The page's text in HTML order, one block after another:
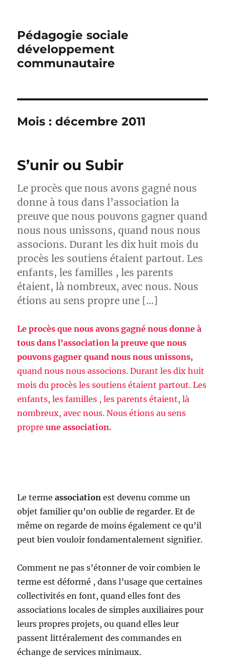
Pédagogie sociale
développement
communautaire
Mois :décembre 2011
S’unir ou Subir
Le procès que nous avons gagné nous
donne à tous dans l’association la
preuve que nous pouvons gagner quand
nous nous unissons, quand nous nous
associons. Durant les dix huit mois du
procès les soutiens étaient partout. Les
enfants, les familles , les parents
étaient, là nombreux, avec nous. Nous
étions au sens propre une […]
Le procès que nous avons gagné nous donne à
tous dans l’association la preuve que nous
pouvons gagner quand nous nous unissons,
quand nous nous associons. Durant les dix huit
mois du procès les soutiens étaient partout. Les
enfants, les familles , les parents étaient, là
nombreux, avec nous. Nous étions au sens
propre une association.
Le termeassociation est devenu comme un
objet familier qu’on oublie de regarder. Et de
même on regarde de moins également ce qu’il
peut bien vouloir fondamentalement signifier.
Comment ne pas s’étonner de voir combien le
terme est déformé , dans l’usage que certaines
collectivités en font, quand elles font des
associations locales de simples auxiliaires pour
leurs propres projets, ou quand elles leur
passent littéralement des commandes en
échange de services minimaux.